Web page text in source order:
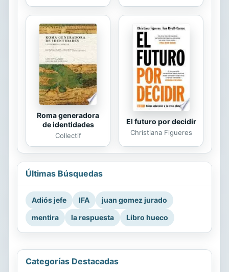
Roma generadora
de identidades
Collectif
El futuro por decidir
Christiana Figueres
Últimas Búsquedas
Adiós jefe IFA
juan gomez jurado
mentira
la respuesta Libro hueco
Categorías Destacadas